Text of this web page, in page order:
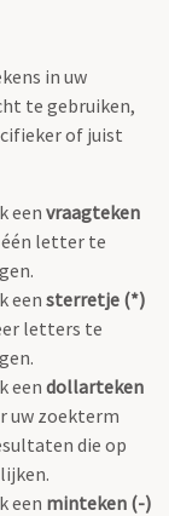
in uw
te gebruiken,
of juist
eenvraagteken
letter te
eensterretje (*)
letters te
eendollarteken
uw zoekterm
die op
een minteken (-)